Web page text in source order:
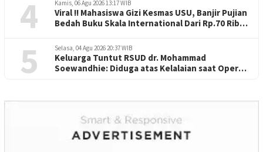
4 Kamis, 06 Agu 2026 13:17 WIB
Viral !! Mahasiswa Gizi Kesmas USU, Banjir Pujian
Bedah Buku Skala International Dari Rp.70 Ribu
5 Selasa, 04 Agu 2026 20:37 WIB
Keluarga Tuntut RSUD dr. Mohammad
Soewandhie: Diduga atas Kelalaian saat Operasi